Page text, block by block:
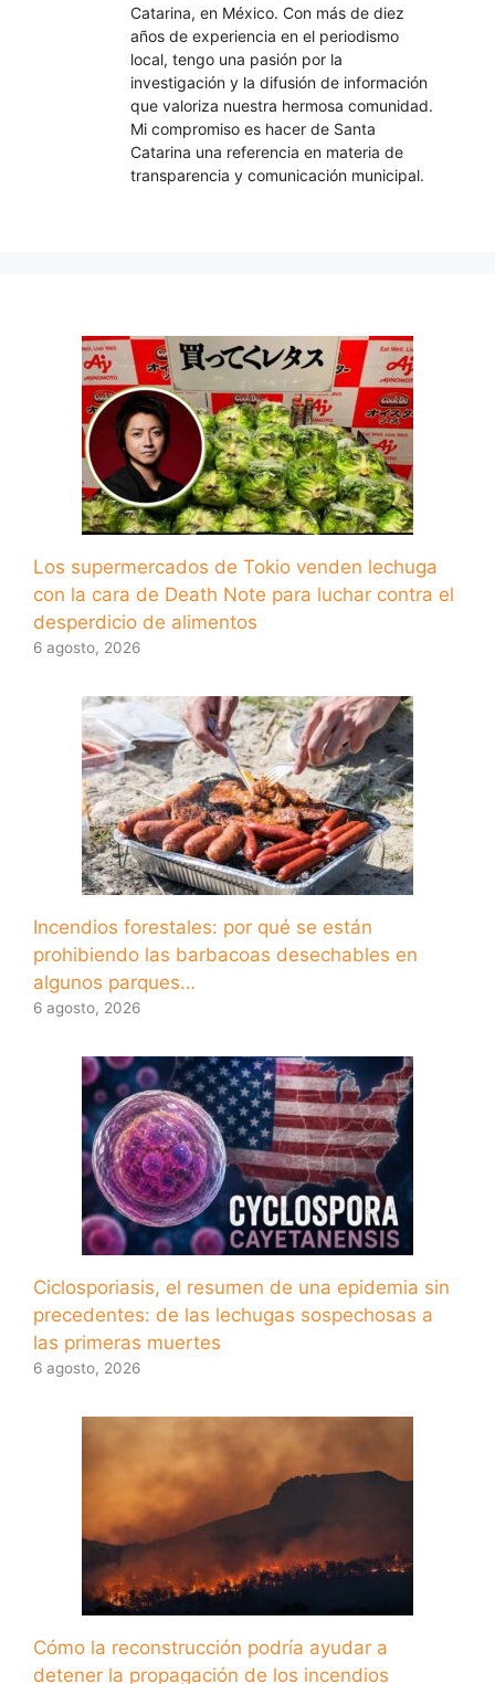
Catarina, en México. Con más de diez
años de experiencia en el periodismo
local, tengo una pasión por la
investigación y la difusión de información
que valoriza nuestra hermosa comunidad.
Mi compromiso es hacer de Santa
Catarina una referencia en materia de
transparencia y comunicación municipal.
Los supermercados de Tokio venden lechuga
con la cara de Death Note para luchar contra el
desperdicio de alimentos
6 agosto, 2026
Incendios forestales: por qué se están
prohibiendo las barbacoas desechables en
algunos parques…
6 agosto, 2026
Ciclosporiasis, el resumen de una epidemia sin
precedentes: de las lechugas sospechosas a
las primeras muertes
6 agosto, 2026
Cómo la reconstrucción podría ayudar a
detener la propagación de los incendios